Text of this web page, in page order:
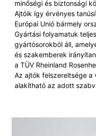
minőségi és biztonsági
Ajtóik így érvényes
Európai Unió bármely
Gyártási folyamatuk
gyártósorokból áll,
és szakemberek
a TÜV Rheinland
Az ajtók felszereltsége a
alakítható az adott